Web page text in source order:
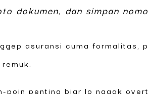
dokumen, dan simpan
asuransi cuma
poin penting biar lo nggak